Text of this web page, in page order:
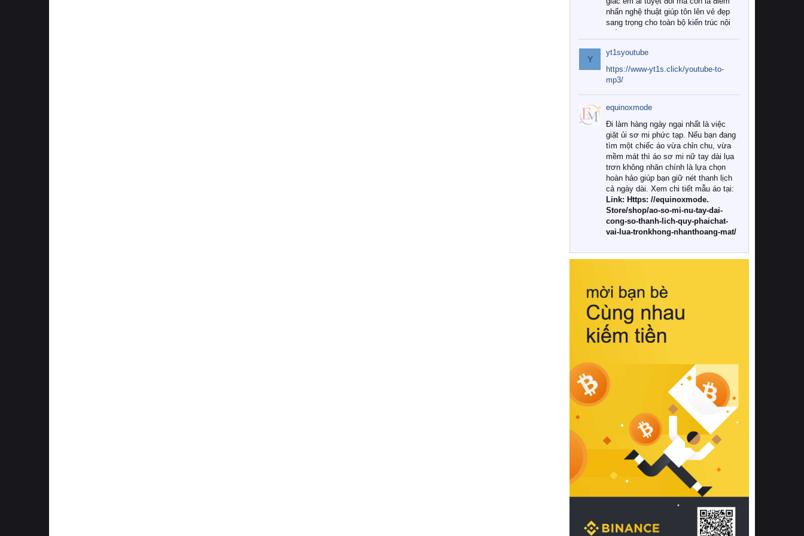
nhấn nghệ thuật giúp tôn lên vẻ đẹp
sang trọng cho toàn bộ kiến trúc nội
Tuy nhiên, giữa thị trường đa dạng
với vô vàn thương hiệu và mẫu mã
như hiện nay, làm thế nào để chọn
được những bộ chăn ga gối đệm cao
cấp thực sự chất lượng, phù hợp với
khí hậu và nhu cầu sử dụng của gia
đình? Hãy cùng chúng tôi đi tìm lời
giải đáp chi tiết qua bài viết dưới đây.
1. Tại sao các gia đình hiện đại lại ưa
chuộng chăn ga gối đệm cao cấp?
Khác với các dòng sản phẩm thông
thường, những bộ chăn ga gối đệm
cao cấp trải qua quy trình sản xuất
nghiêm ngặt từ khâu chọn lọc nguyên
liệu tự nhiên đến công nghệ dệt
nhuộm hiện đại không chứa hóa chất
này, bạn sẽ cảm nhận rõ rệt sự khác
hồi chuẩn xác của phần đệm nâng đỡ
cột sống.
Bên cạnh đó, việc lựa chọn các dòng
sản phẩm đạt chuẩn chất lượng quốc
tế còn giúp ngăn ngừa tình trạng kích
khuẩn và nấm mốc trong điều kiện
thời tiết nóng ẩm. Bạn có thể tìm hiểu
thêm các nghiên cứu khoa học về tác
động của giấc ngủ và môi trường
phòng ngủ đối với sức khỏe con
người tại Sleep Foundation (External
Link) để có cái nhìn toàn diện hơn.
2. Các tiêu chí vàng khi lựa chọn
chăn ga gối đệm cao cấp cho phòng
ngủ
Để sở hữu một bộ chăn ga gối đệm
cao cấp hoàn hảo cả về thẩm mỹ lẫn
công năng, người tiêu dùng cần cân
nhắc kỹ lưỡng các tiêu chí quan trọng
Y
yt1syoutube
https://www-yt1s.click/youtube-to-
mp3/
equinoxmode
Đi làm hàng ngày ngại nhất là việc
giặt ủi sơ mi phức tạp. Nếu bạn đang
tìm một chiếc áo vừa chỉn chu, vừa
mềm mát thì áo sơ mi nữ tay dài lụa
trơn không nhăn chính là lựa chọn
hoàn hảo giúp bạn giữ nét thanh lịch
cả ngày dài. Xem chi tiết mẫu áo tại:
Link: Https: //equinoxmode.
Store/shop/ao-so-mi-nu-tay-dai-
cong-so-thanh-lich-quy-phaichat-
vai-lua-tronkhong-nhanthoang-mat/